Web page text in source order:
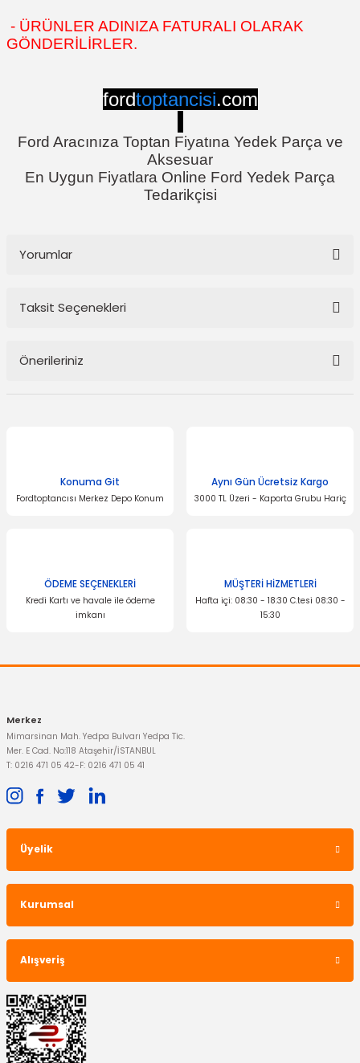
- ÜRÜNLER ADINIZA FATURALI OLARAK
GÖNDERİLİRLER.
fordtoptancisi.com
Ford Aracınıza Toptan Fiyatına Yedek Parça ve
Aksesuar
En Uygun Fiyatlara Online Ford Yedek Parça
Tedarikçisi
Yorumlar
Taksit Seçenekleri
Önerileriniz
Ürün resmi kalitesiz, bozuk veya görüntülenemiyor.
Bu ürüne benzer farklı alternatifler olmalı.
Konuma Git
Fordtoptancısı Merkez Depo Konum
Aynı Gün Ücretsiz Kargo
3000 TL Üzeri - Kaporta Grubu Hariç
ÖDEME SEÇENEKLERİ
Kredi Kartı ve havale ile ödeme
imkanı
MÜŞTERİ HİZMETLERİ
Hafta içi: 08:30 - 18:30 C.tesi 08:30 -
15:30
Merkez
Mimarsinan Mah. Yedpa Bulvarı Yedpa Tic.
Mer. E Cad. No:118 Ataşehir/İSTANBUL
T: 0216 471 05 42-F: 0216 471 05 41
Üyelik
Kurumsal
Alışveriş